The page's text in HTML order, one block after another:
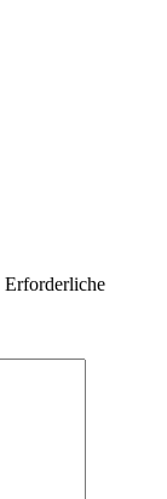
Erforderliche